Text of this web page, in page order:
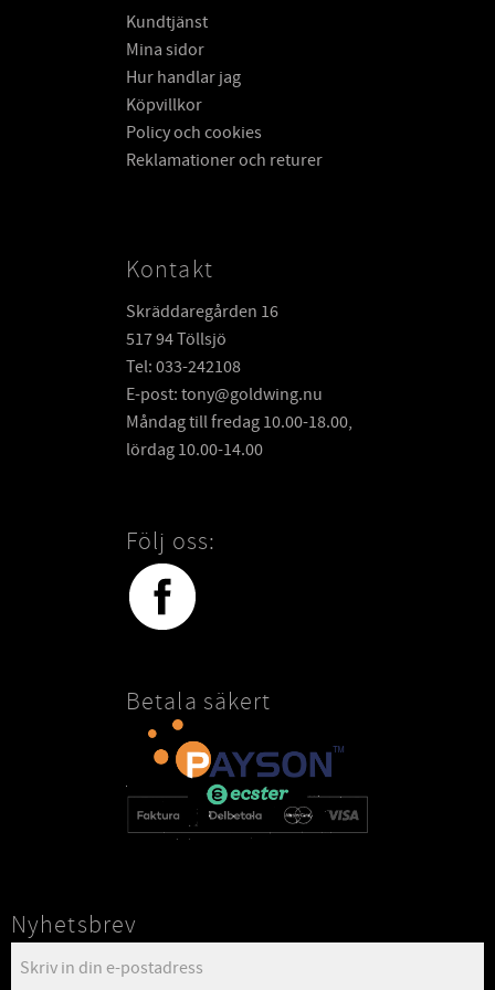
Kundtjänst
Mina sidor
Hur handlar jag
Köpvillkor
Policy och cookies
Reklamationer och returer
Kontakt
Skräddaregården 16
517 94 Töllsjö
Tel: 033-242108
E-post: tony@goldwing.nu
Måndag till fredag 10.00-18.00,
lördag 10.00-14.00
Följ oss:
Betala säkert
Nyhetsbrev